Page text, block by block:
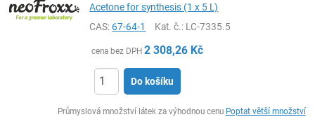
Acetone for synthesis (1 x 5 L)
CAS:67-64-1 Kat. č.: LC-7335.5
cena bez DPH 2 308,26 Kč
Do košíku
Průmyslová množství látek za výhodnou cenu Poptat větší množství